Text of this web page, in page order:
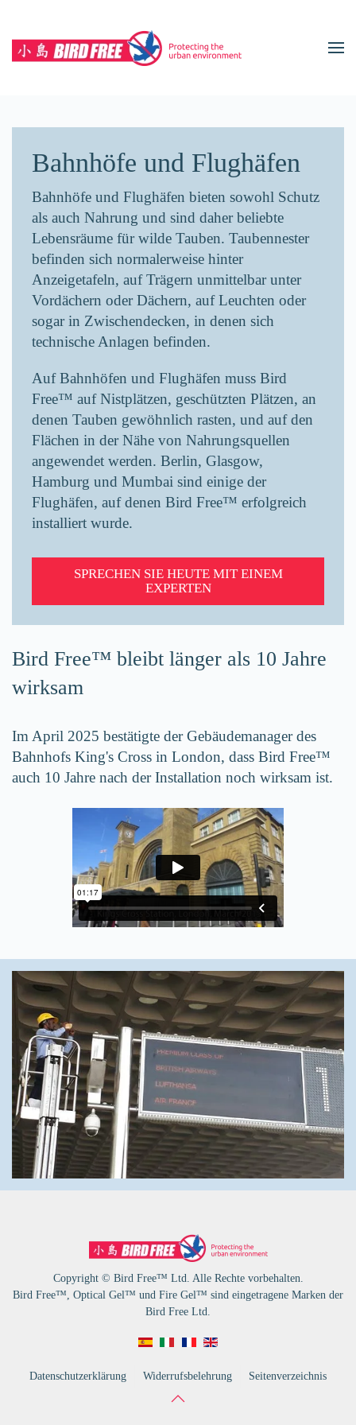
Zum Hauptinhalt springen
Bahnhöfe und Flughäfen
Bahnhöfe und Flughäfen bieten sowohl Schutz
als auch Nahrung und sind daher beliebte
Lebensräume für wilde Tauben. Taubennester
befinden sich normalerweise hinter
Anzeigetafeln, auf Trägern unmittelbar unter
Vordächern oder Dächern, auf Leuchten oder
sogar in Zwischendecken, in denen sich
technische Anlagen befinden.
Auf Bahnhöfen und Flughäfen muss Bird
Free™ auf Nistplätzen, geschützten Plätzen, an
denen Tauben gewöhnlich rasten, und auf den
Flächen in der Nähe von Nahrungsquellen
angewendet werden. Berlin, Glasgow,
Hamburg und Mumbai sind einige der
Flughäfen, auf denen Bird Free™ erfolgreich
installiert wurde.
SPRECHEN SIE HEUTE MIT EINEM
EXPERTEN
Bird Free™ bleibt länger als 10 Jahre
wirksam
Im April 2025 bestätigte der Gebäudemanager des
Bahnhofs King's Cross in London, dass Bird Free™
auch 10 Jahre nach der Installation noch wirksam ist.
Copyright © Bird Free™ Ltd. Alle Rechte vorbehalten.
Bird Free™, Optical Gel™ und Fire Gel™ sind eingetragene Marken der
Bird Free Ltd.
Datenschutzerklärung Widerrufsbelehrung Seitenverzeichnis